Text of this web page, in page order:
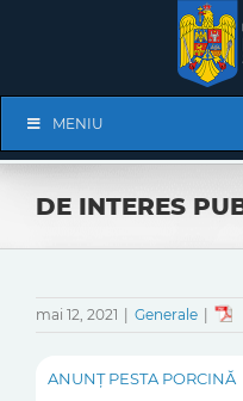
Navigation
MENIU
DE INTERES
mai 12, 2021 Generale
ANUNŢ PESTA PORCINĂ